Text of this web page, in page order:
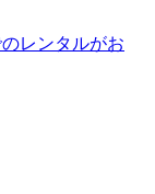
レンタルがお